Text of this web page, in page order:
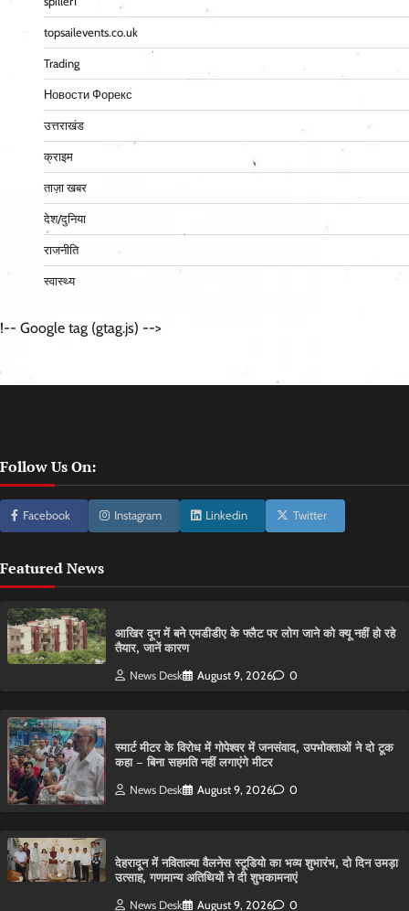
topsailevents.co.uk
Trading
Новости Форекс
उत्तराखंड
क्राइम
ताज़ा खबर
देश/दुनिया
राजनीति
स्वास्थ्य
!-- Google tag (gtag.js) -->
Follow Us On:
Facebook Instagram Linkedin Twitter
Featured News
आ​खिर दून में बने एमडीडीए के फ्लैट पर लोग जाने को क्यू नहीं हो रहे
तैयार, जानें कारण
News Desk August 9, 2026 0
स्मार्ट मीटर के विरोध में गोपेश्वर में जनसंवाद, उपभोक्ताओं ने दो टूक
कहा – बिना सहमति नहीं लगाएंगे मीटर
News Desk August 9, 2026 0
देहरादून में नविताल्या वैलनेस स्टूडियो का भव्य शुभारंभ, दो दिन उमड़ा
उत्साह, गणमान्य अतिथियों ने दी शुभकामनाएं
News Desk August 9, 2026 0